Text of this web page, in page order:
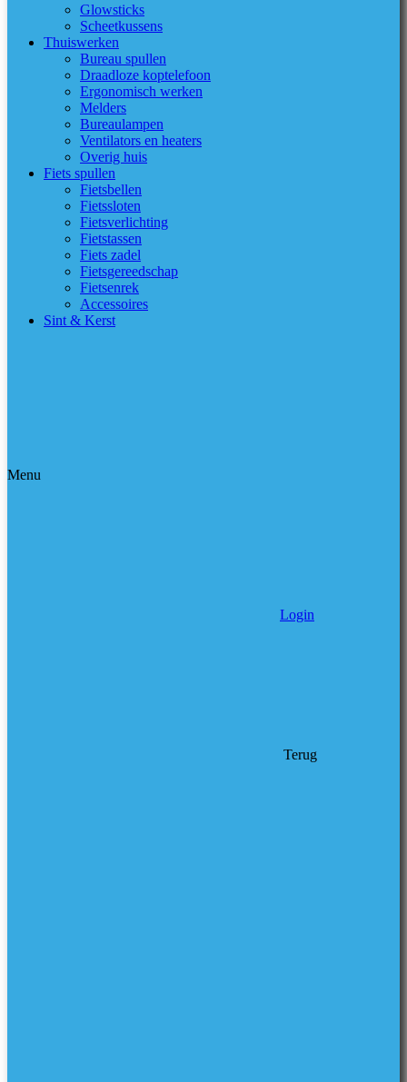
Glowsticks
Scheetkussens
Thuiswerken
Bureau spullen
Draadloze koptelefoon
Ergonomisch werken
Melders
Bureaulampen
Ventilators en heaters
Overig huis
Fiets spullen
Fietsbellen
Fietssloten
Fietsverlichting
Fietstassen
Fiets zadel
Fietsgereedschap
Fietsenrek
Accessoires
Sint & Kerst
Menu
Login
Terug